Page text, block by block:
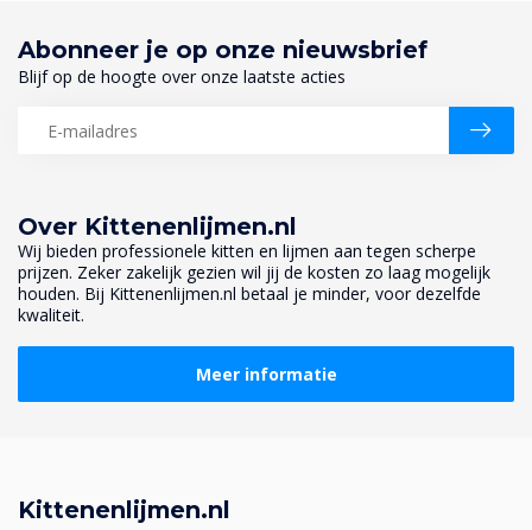
Over Kittenenlijmen.nl
Wij bieden professionele kitten en lijmen aan tegen scherpe
prijzen. Zeker zakelijk gezien wil jij de kosten zo laag mogelijk
houden. Bij Kittenenlijmen.nl betaal je minder, voor dezelfde
kwaliteit.
Meer informatie
Abonneer je op onze nieuwsbrief
Blijf op de hoogte over onze laatste acties
Kittenenlijmen.nl